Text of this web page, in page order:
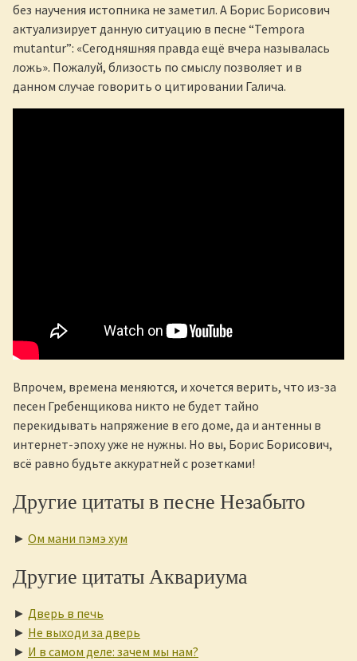
без научения истопника не заметил. А Борис Борисович
актуализирует данную ситуацию в песне “Tempora
mutantur”: «Сегодняшняя правда ещё вчера называлась
ложь». Пожалуй, близость по смыслу позволяет и в
данном случае говорить о цитировании Галича.
Впрочем, времена меняются, и хочется верить, что из-за
песен Гребенщикова никто не будет тайно
перекидывать напряжение в его доме, да и антенны в
интернет-эпоху уже не нужны. Но вы, Борис Борисович,
всё равно будьте аккуратней с розетками!
Другие цитаты в песне Незабыто
► Ом мани пэмэ хум
Другие цитаты Аквариума
► Дверь в печь
► Не выходи за дверь
► И в самом деле: зачем мы нам?